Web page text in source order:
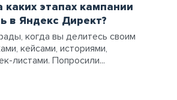
каких этапах кампании
в Яндекс Директ?
когда вы делитесь своим
кейсами, историями,
листами. Попросили...